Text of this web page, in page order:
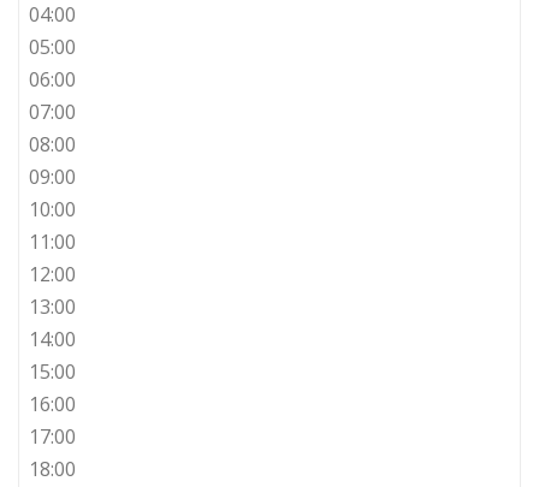
04:00
05:00
06:00
07:00
08:00
09:00
10:00
11:00
12:00
13:00
14:00
15:00
16:00
17:00
18:00